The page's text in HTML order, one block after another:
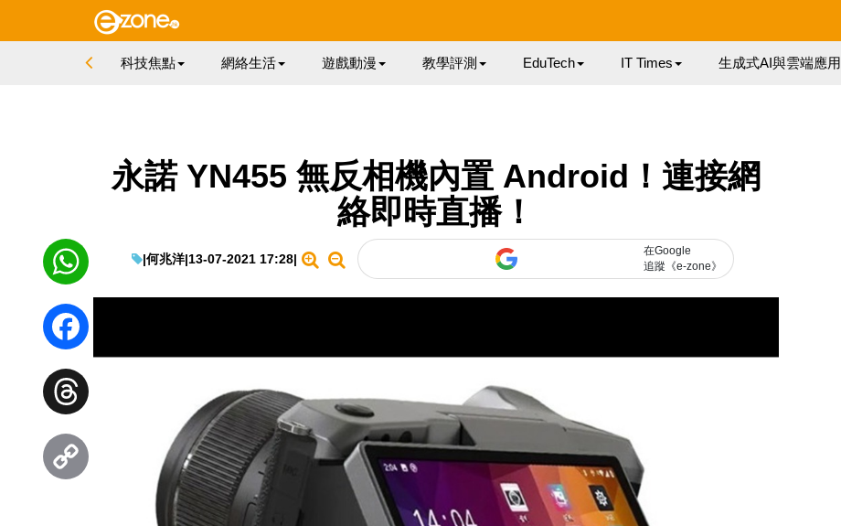
科技焦點 網絡生活 遊戲動漫 教學評測 EduTech IT Times 生成式AI與雲端應用
永諾 YN455 無反相機內置 Android！連接網
絡即時直播！
|何兆洋|13-07-2021 17:28|
在Google
追蹤《e-zone》
WhatsApp
Facebook
Threads